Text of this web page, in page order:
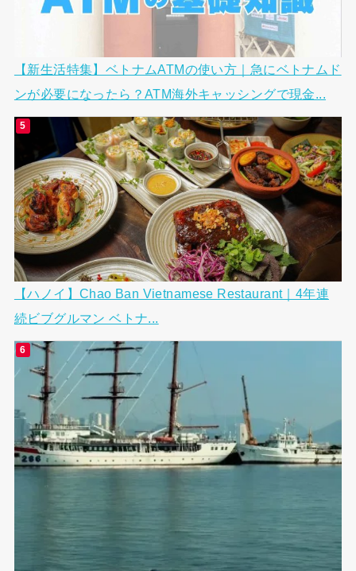
【新生活特集】ベトナムATMの使い方｜急にベトナムド
ンが必要になったら？ATM海外キャッシングで現金...
【ハノイ】Chao Ban Vietnamese Restaurant｜4年連
続ビブグルマン ベトナ...